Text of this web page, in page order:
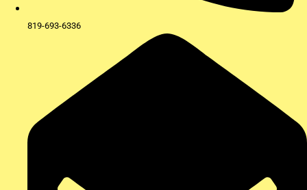
819-693-6336